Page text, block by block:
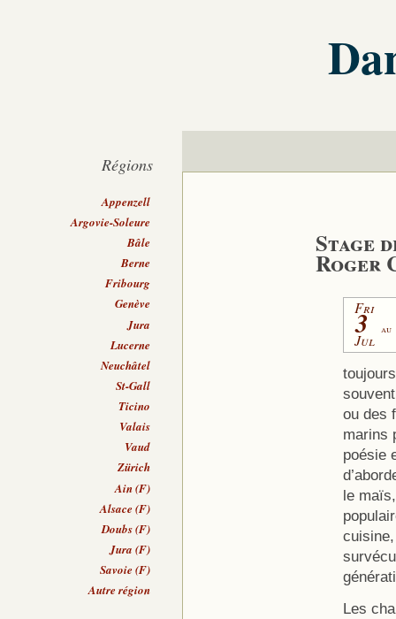
Stage
Roger
Fri
3
Jul
au
ou des
marins
poésie
le
Les
Régions
Appenzell
Argovie-Soleure
Bâle
Berne
Fribourg
Genève
Jura
Lucerne
Neuchâtel
St-Gall
Ticino
Valais
Vaud
Zürich
Ain (F)
Alsace (F)
Doubs (F)
Jura (F)
Savoie (F)
Autre région